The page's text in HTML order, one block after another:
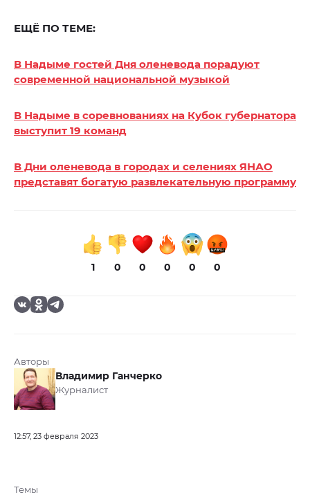
ЕЩЁ ПО ТЕМЕ:
В Надыме гостей Дня оленевода порадуют
современной национальной музыкой
В Надыме в соревнованиях на Кубок губернатора
выступит 19 команд
В Дни оленевода в городах и селениях ЯНАО
представят богатую развлекательную программу
1 0 0 0 0 0
Авторы
Владимир Ганчерко
Журналист
12:57, 23 февраля 2023
Темы